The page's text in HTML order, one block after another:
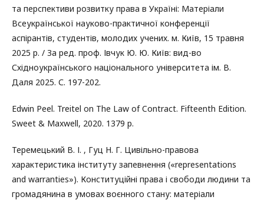
та перспективи розвитку права в Україні: Матеріали
Всеукраїнської науково-практичної конференції
аспірантів, студентів, молодих учених. м. Київ, 15 травня
2025 р. / За ред. проф. Івчук Ю. Ю. Київ: вид-во
Східноукраїнського національного університета ім. В.
Даля 2025. С. 197-202.
Edwin Peel. Treitel on The Law of Contract. Fifteenth Edition.
Sweet & Maxwell, 2020. 1379 p.
Теремецький В. І. , Гуц Н. Г. Цивільно-правова
характеристика інституту запевнення («representations
and warranties»). Конституційні права і свободи людини та
громадянина в умовах воєнного стану: матеріали